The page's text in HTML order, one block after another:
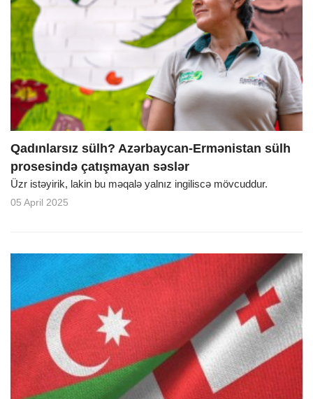
Qadınlarsız sülh? Azərbaycan-Ermənistan sülh
prosesində çatışmayan səslər
Üzr istəyirik, lakin bu məqalə yalnız ingiliscə mövcuddur.
05 April 2025